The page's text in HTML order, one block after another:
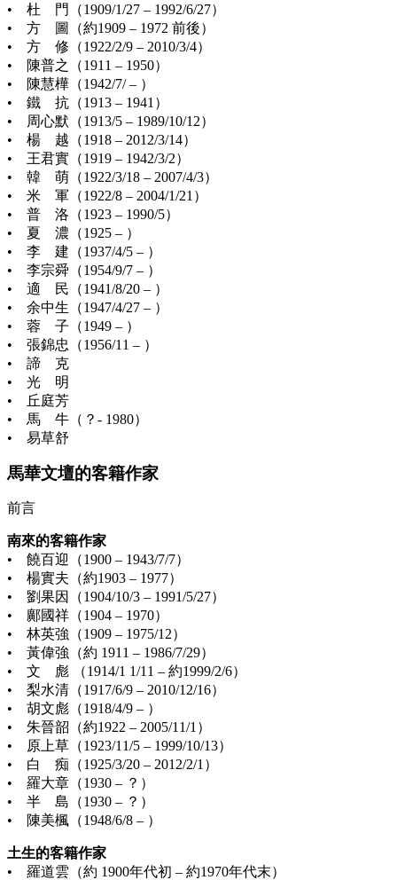
• 杜 門（1909/1/27 – 1992/6/27）
• 方 圖（約1909 – 1972 前後）
• 方 修（1922/2/9 – 2010/3/4）
• 陳普之（1911 – 1950）
• 陳慧樺（1942/7/ – ）
• 鐵 抗（1913 – 1941）
• 周心默（1913/5 – 1989/10/12）
• 楊 越（1918 – 2012/3/14）
• 王君實（1919 – 1942/3/2）
• 韓 萌（1922/3/18 – 2007/4/3）
• 米 軍（1922/8 – 2004/1/21）
• 普 洛（1923 – 1990/5）
• 夏 濃（1925 – ）
• 李 建（1937/4/5 – ）
• 李宗舜（1954/9/7 – ）
• 適 民（1941/8/20 – ）
• 余中生（1947/4/27 – ）
• 蓉 子（1949 – ）
• 張錦忠（1956/11 – ）
• 諦 克
• 光 明
• 丘庭芳
• 馬 牛（？- 1980）
• 易草舒
馬華文壇的客籍作家
前言
南來的客籍作家
• 饒百迎（1900 – 1943/7/7）
• 楊實夫（約1903 – 1977）
• 劉果因（1904/10/3 – 1991/5/27）
• 鄺國祥（1904 – 1970）
• 林英強（1909 – 1975/12）
• 黃偉強（約 1911 – 1986/7/29）
• 文 彪 （1914/1 1/11 – 約1999/2/6）
• 梨水清（1917/6/9 – 2010/12/16）
• 胡文彪（1918/4/9 – ）
• 朱晉韶（約1922 – 2005/11/1）
• 原上草（1923/11/5 – 1999/10/13）
• 白 痴（1925/3/20 – 2012/2/1）
• 羅大章（1930 – ？）
• 半 島（1930 – ？）
• 陳美楓（1948/6/8 – ）
土生的客籍作家
• 羅道雲（約 1900年代初 – 約1970年代末）